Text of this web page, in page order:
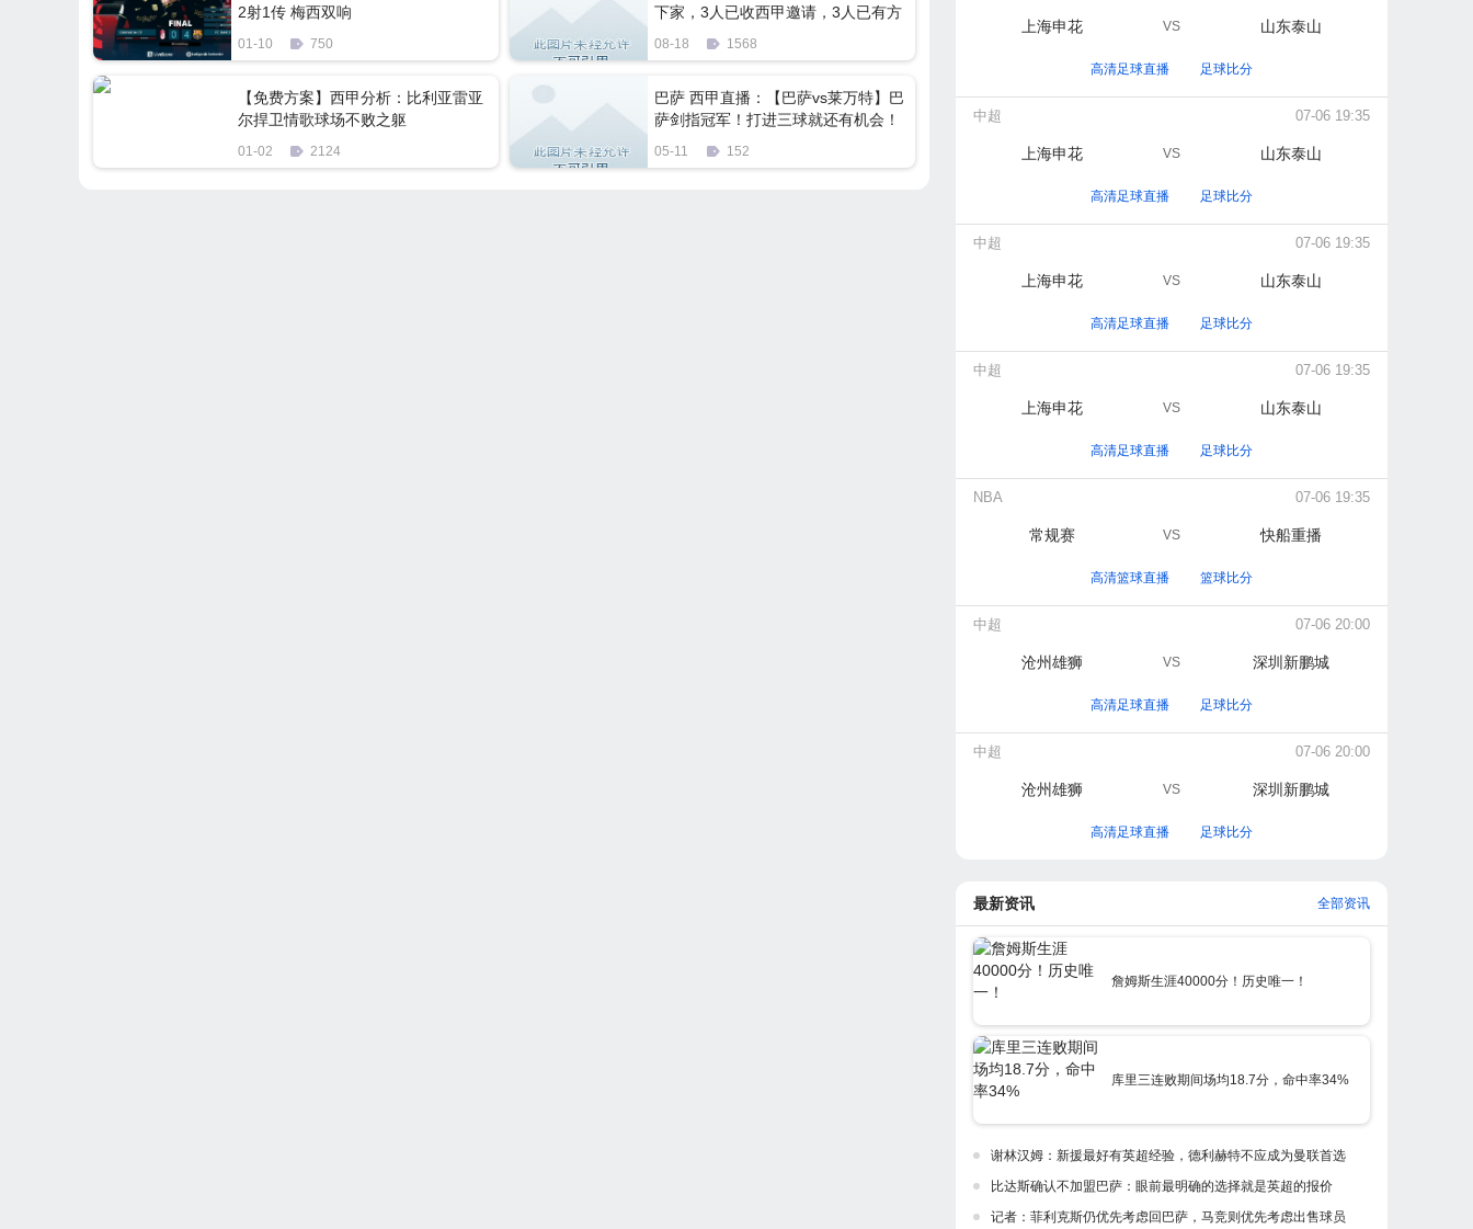
2射1传 梅西双响
01-10 750
下家，3人已收西甲邀请，3人已有方
08-18 1568
【免费方案】西甲分析：比利亚雷亚
尔捍卫情歌球场不败之躯
01-02 2124
巴萨 西甲直播：【巴萨vs莱万特】巴
萨剑指冠军！打进三球就还有机会！
05-11 152
上海申花 VS 山东泰山
高清足球直播 足球比分
中超 07-06 19:35
上海申花 VS 山东泰山
高清足球直播 足球比分
中超 07-06 19:35
上海申花 VS 山东泰山
高清足球直播 足球比分
中超 07-06 19:35
上海申花 VS 山东泰山
高清足球直播 足球比分
NBA 07-06 19:35
常规赛 VS 快船重播
高清篮球直播 篮球比分
中超 07-06 20:00
沧州雄狮 VS 深圳新鹏城
高清足球直播 足球比分
中超 07-06 20:00
沧州雄狮 VS 深圳新鹏城
高清足球直播 足球比分
最新资讯 全部资讯
詹姆斯生涯40000分！历史唯一！
库里三连败期间场均18.7分，命中率34%
谢林汉姆：新援最好有英超经验，德利赫特不应成为曼联首选
比达斯确认不加盟巴萨：眼前最明确的选择就是英超的报价
记者：菲利克斯仍优先考虑回巴萨，马竞则优先考虑出售球员